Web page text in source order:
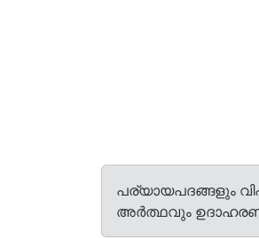
പര്യായപദങ്ങളും
അർത്ഥവും